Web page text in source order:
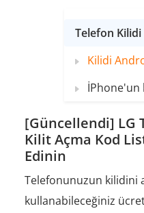
Telefon Kilidi
Kilidi
İPhone'un
[Güncellendi] LG
Kilit Açma Kod
Edinin
Telefonunuzun kilidini
kullanabileceğiniz